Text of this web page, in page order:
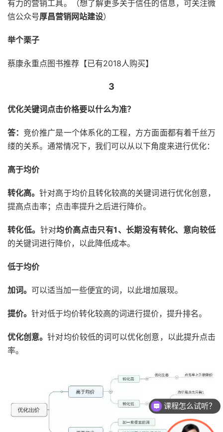
有力的营销工具。（想了解更多关于信任的信息，可关注微
信公众号厚昌营销网站建设）
举个栗子
蔡康永重点图书推荐【已有2018人购买】
3
优化关键词点击价格要以什么为准？
答：竞价推广是一个体系化的工程，方方面面都有着千丝万
缕的关系。通常情况下，我们可以从以下角度来进行优化：
高于均价
转化高。针对高于均价且转化较高的关键词进行优化创意，
提高点击率；点击率提升之后进行降价。
转化低。 针对均价高点击只有1、长期没有转化、意向较低
的关键词进行降价，以此降低成本。
低于均价
加词。 可以适当加一些便宜的词，以此增加展现。
提价。 针对低于均价转化较高的词进行提价，提升排名。
优化创意。针对均价较低的词可以优化创意，以此提升点击
率。
课程怎么试听？